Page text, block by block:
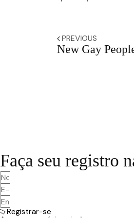
PREVIOUS
New Gay
Faça seu registro
Registrar-se